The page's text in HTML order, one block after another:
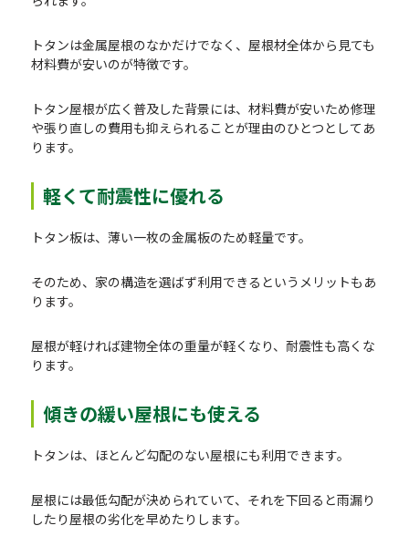
トタンは金属屋根のなかだけでなく、屋根材全体から見ても
材料費が安いのが特徴です。
トタン屋根が広く普及した背景には、材料費が安いため修理
や張り直しの費用も抑えられることが理由のひとつとしてあ
ります。
軽くて耐震性に優れる
トタン板は、薄い一枚の金属板のため軽量です。
そのため、家の構造を選ばず利用できるというメリットもあ
ります。
屋根が軽ければ建物全体の重量が軽くなり、耐震性も高くな
ります。
傾きの緩い屋根にも使える
トタンは、ほとんど勾配のない屋根にも利用できます。
屋根には最低勾配が決められていて、それを下回ると雨漏り
したり屋根の劣化を早めたりします。